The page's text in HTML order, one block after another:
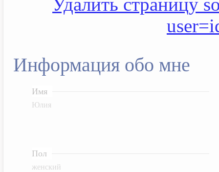
Удалить страницу
Информация обо мне
Имя
Юлия
Пол
женский